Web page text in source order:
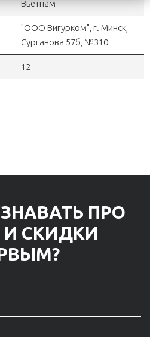
Вьетнам
"OOO Вигурком", г. Минск,
Сурганова 57б, №310
12
ПРО
СКИДКИ